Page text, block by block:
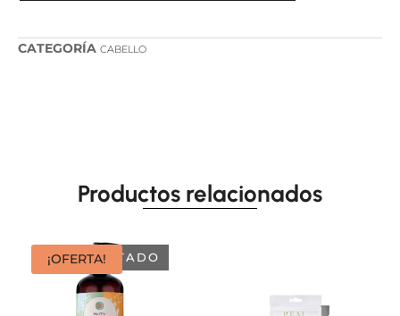
CATEGORÍA CABELLO
Productos relacionados
¡OFERTA!AGOTADO